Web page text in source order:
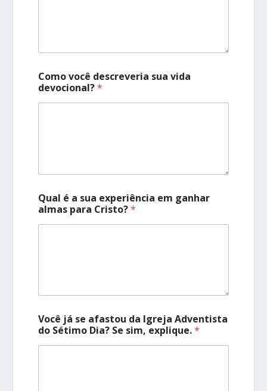
Como você descreveria sua vida
devocional?*
Qual é a sua experiência em ganhar
almas para Cristo?*
Você já se afastou da Igreja Adventista
do Sétimo Dia? Se sim, explique.*